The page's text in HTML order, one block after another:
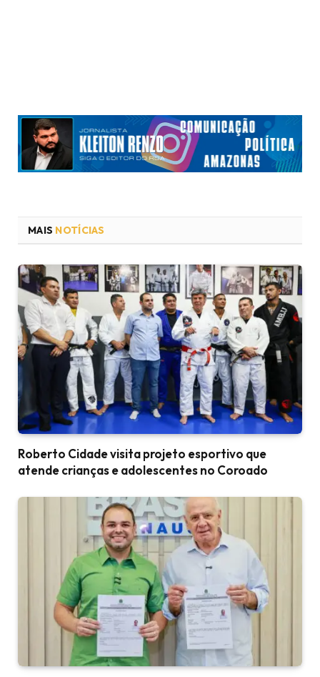
MAIS NOTÍCIAS
Roberto Cidade visita projeto esportivo que
atende crianças e adolescentes no Coroado